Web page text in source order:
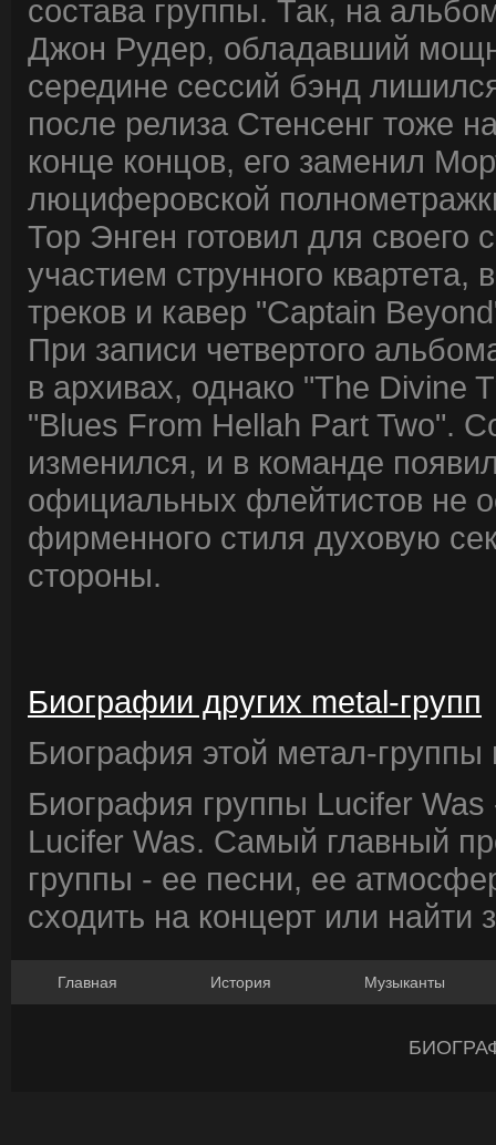
состава группы. Так, на
Джон Рудер, обладавший
середине сессий бэнд
после релиза Стенсенг тоже
конце концов, его заменил
люциферовской
Тор Энген готовил для своего
участием струнного
треков и кавер "Captain
При записи четвертого
в архивах, однако "The Divine
"Blues From Hellah Part Two".
изменился, и в команде
официальных флейтистов не
фирменного стиля духовую
стороны.
Биографии других metal-групп
Биография этой метал-группы
Биография группы Lucifer
Lucifer Was. Самый главный
группы - ее песни, ее
сходить на концерт или найти
Главная История Музыканты